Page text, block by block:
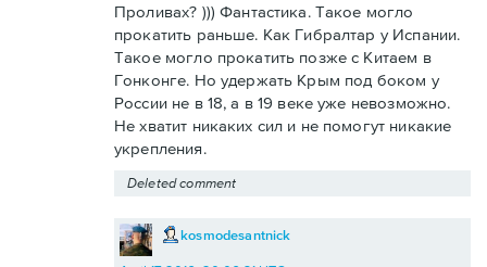
Проливах? ))) Фантастика. Такое могло
прокатить раньше. Как Гибралтар у Испании.
Такое могло прокатить позже с Китаем в
Гонконге. Но удержать Крым под боком у
России не в 18, а в 19 веке уже невозможно.
Не хватит никаких сил и не помогут никакие
укрепления.
Deleted comment
kosmodesantnick